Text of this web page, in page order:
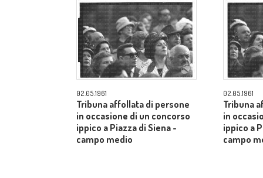
02.05.1961
Tribuna affollata di persone
in occasione di un concorso
ippico a Piazza di Siena -
campo medio
02.05.1961
Tribuna
in
ippico a
campo